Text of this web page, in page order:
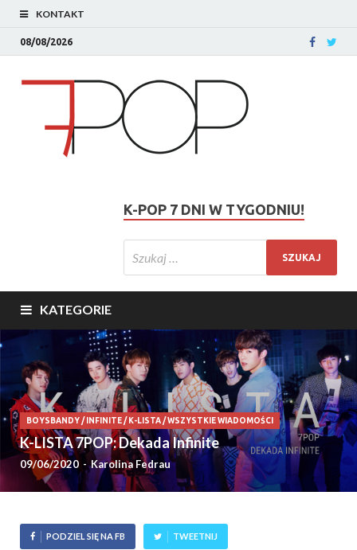
KONTAKT
08/08/2026
K-POP 7 DNI W TYGODNIU!
KATEGORIE
BOYSBANDY/ INFINITE/ K-LISTA/WSZYSTKIE WIADOMOŚCI
K-LISTA 7POP: Dekada Infinite
09/06/2020 -Karolina Fedrau
PODZIEL SIĘ NA FB TWEETNIJ